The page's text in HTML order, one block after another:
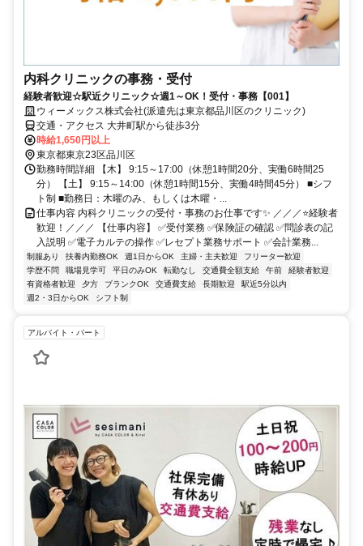
内科クリニックの事務・受付
経験者歓迎☆駅近クリニック☆週1～OK！受付・事務【001】
ウィーメックス株式会社(派遣先は東京都品川区のクリニック)
交通・アクセス 大井町駅から徒歩3分
時給1,650円以上
東京都東京23区品川区
勤務時間詳細 【木】 9:15～17:00（休憩1時間20分、実働6時間25
分） 【土】 9:15～14:00（休憩1時間15分、実働4時間45分） ■シフ
ト制 ■勤務日：木曜のみ、もしくは木曜・...
仕事内容 内科クリニックの受付・事務のお仕事です✨ ／／／⭐経験者
歓迎！／／／ 【仕事内容】 ✅受付業務 ✅保険証の確認 ✅問診表の記
入説明 ✅電子カルテの操作 ✅レセプト業務サポート ✅会計業務...
制服あり 扶養内勤務OK 週1日からOK 主婦・主夫歓迎
フリーター歓迎
学歴不問
職場見学可 平日のみOK 転勤なし 交通費全額支給 午前
経験者歓迎
有資格者歓迎
夕方 ブランクOK 交通費支給 長期歓迎
駅近5分以内
週2・3日からOK
シフト制
アルバイト・パート